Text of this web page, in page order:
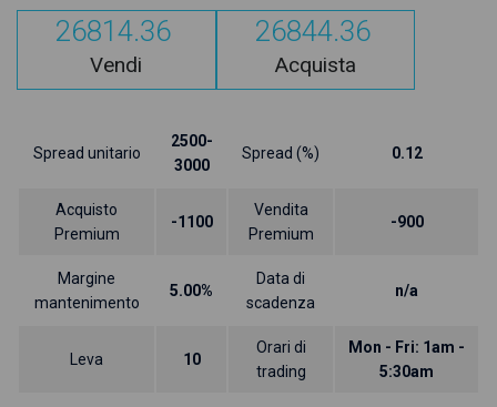
26814.36
Vendi
26844.36
Acquista
Spread unitario
2500-
3000
Spread (%) 0.12
Acquisto
Premium
-1100
Vendita
Premium
-900
Margine
mantenimento
5.00%
Data di
scadenza
n/a
Leva 10
Orari di
trading
Mon - Fri: 1am -
5:30am